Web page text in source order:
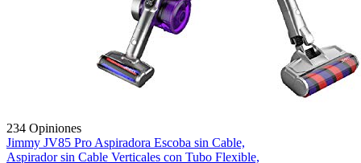
234 Opiniones
Jimmy JV85 Pro Aspiradora Escoba sin Cable,
Aspirador sin Cable Verticales con Tubo Flexible,